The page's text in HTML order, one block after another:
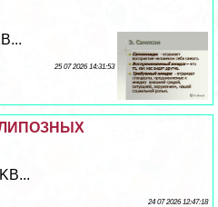
25 07 2026 14:31:53
24 07 2026 12:47:18